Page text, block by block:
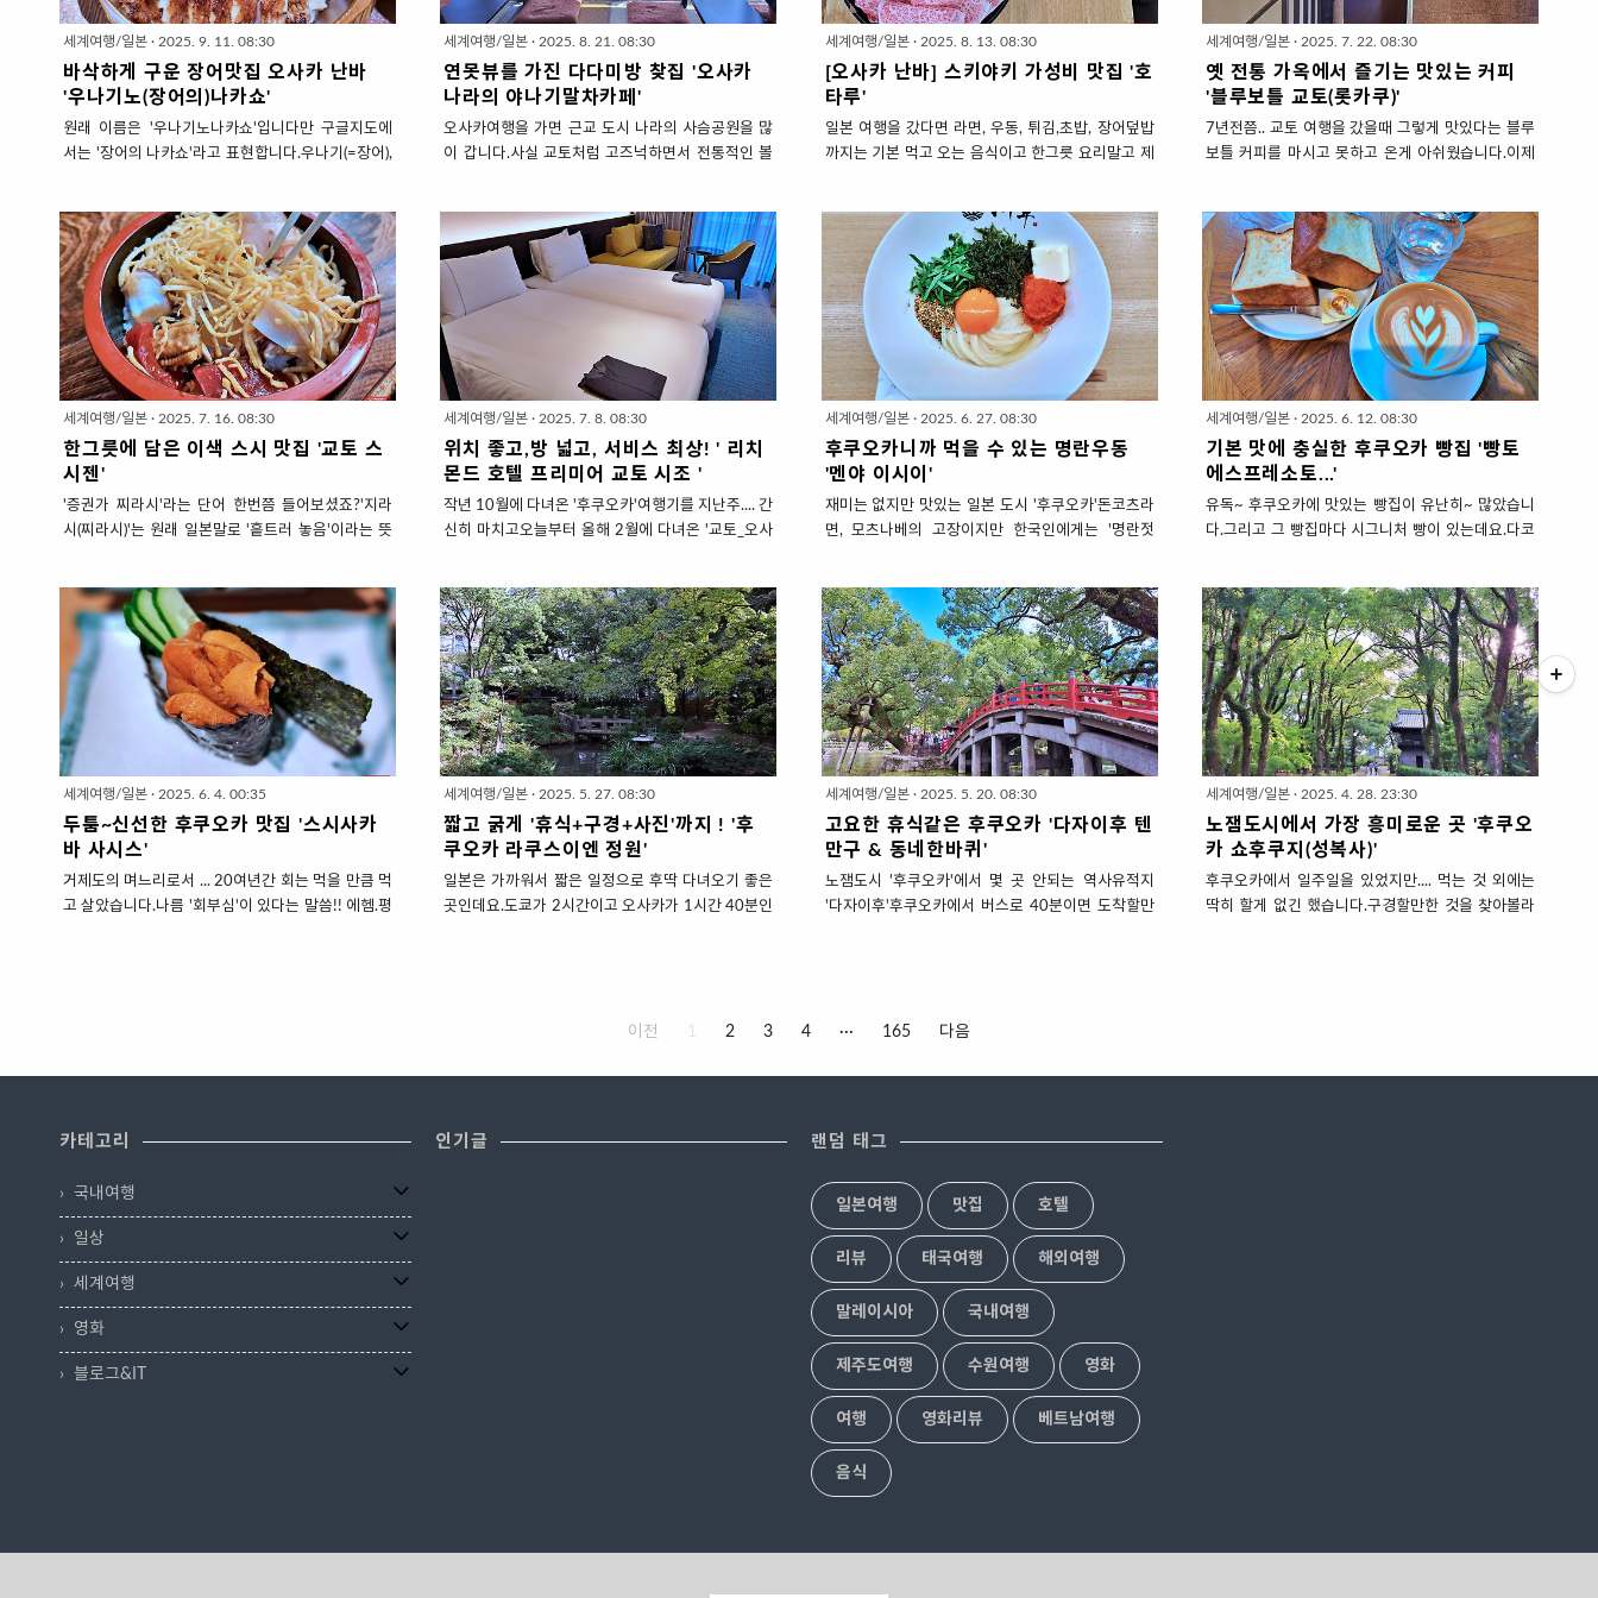
세계여행/일본 · 2025. 9. 11. 08:30
바삭하게 구운 장어맛집 오사카 난바
'우나기노(장어의)나카쇼'
원래 이름은 '우나기노나카쇼'입니다만 구글지도에
서는 '장어의 나카쇼'라고 표현합니다.우나기(=장어),
밥'인데요.제가 사는 시골에서 장어덮밥을 먹기 어렵
기도 하고 질리지 않고 끝까지 먹을 수 있는 일본음식
이기 때문입니다.'질린다....'라고 해서 제가 입이 짧은
사람은 아니고밑반찬이라고는 단무지 하나도 안주는
일본 식당에서 오로지 요리 한그릇만 먹다보면 나중
엔 좀 질리더라고요.그런데 '장어 덮밥' 메뉴 중에 국
물(다시)에 말아먹는 '히츠마부시'가 있습니다.밑반찬
도 좀 나오고 장어 덮밥을 먹다가 국물에 말아먹기도
하니 질리지가 않아요.물론.... 장어덮밥 한그릇만 딸
랑~ 줘도 그릇까지 핥아먹고 올 수 있습..
세계여행/일본 · 2025. 8. 21. 08:30
연못뷰를 가진 다다미방 찾집 '오사카
나라의 야나기말차카페'
오사카여행을 가면 근교 도시 나라의 사슴공원을 많
이 갑니다.사실 교토처럼 고즈넉하면서 전통적인 볼
인사동+한옥마을과 같은 사루사와 연못 주변 마을...
이 모든 관광지가 서로 다닥다닥 붙어 있어서 교토처
럼 이동의 부담없이.. 당일치기로 매력을 다 볼 수 있
어요.대신 대략 3Km를 걷고 또 걸어야하는 대가가
필요합니다.그.. 대가 끝에 갬성 가득 담은 휴식을 주
는 카페한 곳을 추천합니다.나라여행의 시작점인 '긴
테츠나라역'에서 도보 5분이면 닿는 사루사와연못.
연못이 내려다보이닌 언덕에 뜬금없이 있는 소박한
찻집하나.'야나기 말차카페'입니다. 연못뷰를 가진 다
다미방 찾집 '오사카 나라의 야나기말차..
세계여행/일본· 2025. 8. 13. 08:30
[오사카 난바] 스키야키 가성비 맛집 '호
타루'
일본 여행을 갔다면 라면, 우동, 튀김,초밥, 장어덮밥
까지는 기본 먹고 오는 음식이고 한그릇 요리말고 제
는 요리로간장과 설탕으로 진하게 맛을 내서 날 달걀
에 찍어 먹는 요리입니다.양념이 간장과 설탕 베이스
라서 갈비맛과 비슷하여 한국인 입맛에도 잘 맞고마
블링이 어마무시한 일본 소고기가 더해지니 맛없을
수 없는,,,, 맛있는 요리입니다.단점은 비싼 가격 뿐!!
오사카 난바에 가면 '스키야키'집이 참 많은데 저렴하
면 삼만원대부터 시작해서 십만원이 훌쩍 넘는 집도
있고,비싼데 무제한이라 가성비가 좋다는 집도 있습
니다.근데 무제한이라고 해서 허리띠 좀 풀어놓고 먹
을라치면 늦게 갖다준다더라~ 2번째부터는 고..
세계여행/일본· 2025. 7. 22. 08:30
옛 전통 가옥에서 즐기는 맛있는 커피
'블루보틀 교토(롯카쿠)'
7년전쯤.. 교토 여행을 갔을때 그렇게 맛있다는 블루
보틀 커피를 마시고 못하고 온게 아쉬웠습니다.이제
었습니다.올해 다시 교토에 갔을때에는 원래 계획에
없었는데 호텔 근처에 색다른 매장이 있길래 가봤습
니다.시골아줌마라서 서울의 블루보틀을 갈 일도 없
으니 여기서라도 마셔보자....어차피 1일 1라떼를 해
고야 마는 아줌마 이기도하니....운치있는 옛 가옥을
개조해서 교토의 감성이 한스푼 진하게 담긴 매장인
데요.바쁜 여행 일정 속에서 잠깐이지만 차분하게 쉬
고 와서 이웃님들에게도 추천합니다. 옛 전통 가옥에
서 즐기는 맛있는 커피 '블루보틀 교토(롯카쿠)' 예전
에 블루보틀은 난젠지 근처에 한곳에만 ..
세계여행/일본 · 2025. 7. 16. 08:30
한그릇에 담은 이색 스시 맛집 '교토 스
시젠'
'증권가 찌라시'라는 단어 한번쯤 들어보셨죠?'지라
시(찌라시)'는 원래 일본말로 '흩트러 놓음'이라는 뜻
알고 있는 그 스시 .. 말고 '지라시스시'라는 것이 있습
니다.밥을 깔고 그 위에 회를 '뿌리듯~ 흩트러 놓은'
음식을 뜻하는데요.교토에 이 지라시 스시로 미슐랭
에서 인정받은 맛집이 있습니다.빕구르망으로 수상
한 곳이라 가격도 저렴해서 더더욱 좋았던 맛집입니
다.스시라서 익숙하면서도 숟가락으로 떠먹는 색다
른 맛이 함께 있는 곳.아주 맛있으니 꼭 한번 경험해
보세요. 한그릇에 담은 이색 스시 맛집 '교토 스시젠'
교토에 도착하자마자 첫끼로 선택한 곳은 지라시스
시로 유명한 '스시젠'이었습니..
세계여행/일본 · 2025. 7. 8. 08:30
위치 좋고,방 넓고, 서비스 최상! ' 리치
몬드 호텔 프리미어 교토 시조 '
작년 10월에 다녀온 '후쿠오카'여행기를 지난주.... 간
신히 마치고오늘부터 올해 2월에 다녀온 '교토_오사
까탈~인이 2명이 있어서 호텔을 신중하게 골랐습니
다.일본 호텔은 없던 폐소공포증이 생길정도로... 방
크기가 좁디~좁디~좁디~좁기로 악명이 높습니다.물
론 돈을 많이 지불하면 넓은 방을 고를 수 있습니다.
그런데 교토는 호텔 가성비가 너무 좋아요. 주룩주룩
가성비가 촉촉하게 내립니다.오사카나 도쿄대비 같
은 가격인데 교토의 호텔방이 훨씬 큽니다.택시 기사
님 말씀드로은 교토는 호텔이 포화상태라고 하더니..
경쟁이 너무 세서 그런지 몰라도교토의 호텔은 방이
크고 쾌적하며.. 플러스 알파의 서비스를 갖추..
세계여행/일본· 2025. 6. 27. 08:30
후쿠오카니까 먹을 수 있는 명란우동
'멘야 이시이'
재미는 없지만 맛있는 일본 도시 '후쿠오카'돈코츠라
면, 모츠나베의 고장이지만 한국인에게는 '명란젓
는 익숙한 음식이기 때문이죠.밑반찬부터 국,찌개,
빵, 덮밥, 우동, 파스타.. 한국인 밥상에 아주 다양한
모습으로 올라서 우동이랑 콜라보한 음식도 맛있게
잘 드실 것 같아 소개합니다.후쿠오카의 질 좋은 명란
젓을 올린 '비빔우동'이 유명한 '멘야이시이'인데요.
모습도 맛도 고급져서 꼭 한번 드셔보시라고 전하오
~~~~ 후쿠오카니까 먹을 수 있는 우동 '멘야 이시이'
하카타역에서 도보 5분. 호텔들 빌딩 사이에 건물 1
층에 '멘야이시이'가 있습니다.줄 좀 안서보겠다고 일
찍 갔더니... '일찍부터 줄..
세계여행/일본· 2025. 6. 12. 08:30
기본 맛에 충실한 후쿠오카 빵집 '빵토
에스프레소토...'
유독~ 후쿠오카에 맛있는 빵집이 유난히~ 많았습니
다.그리고 그 빵집마다 시그니처 빵이 있는데요.다코
진 하드~~한 빵풀풀하카타는 자그마치 '명란바게트
의 원조'불랑주 후쿠오카는 버터를 때려 넣은 바삭한
크로와상~이름만 들어도 군침이 도는데 직접 가서보
시면 화려한 비쥬얼에 눈 돌아갑니다.이 쟁쟁한 경쟁
속에서 평범한 비쥬얼로 줄을 서게 하는 빵집이 있었
으니~~~ '빵토 에스프레소토 Bread, Espresso & '입
니다.일본 전국에 10여개쯤 있는 빵집입니다만 공장
맛이 아니라 개인 빵집처럼 맛있어요.이집의 대표빵
은 '식빵'으로 벽돌같이 아무런 미적 매력은 없습니다
만. 상.당.히 맛있습니다.가게 이름 '빵토 에스프..
세계여행/일본 · 2025. 6. 4. 00:35
두툼~신선한 후쿠오카 맛집 '스시사카
바 사시스'
거제도의 며느리로서 ... 20여년간 회는 먹을 만큼 먹
고 살았습니다.나름 '회부심'이 있다는 말씀!! 에헴.평
3개의 매장이 있는데 저는 하카타역에 있는 '킷테하
으니 다자이후나 유후인을 다녀오는 코스에 넣으면
세계여행/일본 · 2025. 5. 27. 08:30
짧고 굵게 '휴식+구경+사진'까지 ! '후
쿠오카 라쿠스이엔 정원'
일본은 가까워서 짧은 일정으로 후딱 다녀오기 좋은
곳인데요.도쿄가 2시간이고 오사카가 1시간 40분인
않습니다.게다가 구경할게 딱히 없기 때문에 일정이
이엔 정원'을 소개하겠습니다.하카타 시내 중심에 있
세계여행/일본· 2025. 5. 20. 08:30
고요한 휴식같은 후쿠오카 '다자이후 텐
만구 & 동네한바퀴'
노잼도시 '후쿠오카'에서 몇 곳 안되는 역사유적지
'다자이후'후쿠오카에서 버스로 40분이면 도착할만
그런 곳에서 '고요한 휴식'을 기대하기란 조금은 힘들
길 수 있는 곳이 있습니다.다자이후 자체가 크지 않은
고요한 휴식같은 후쿠오카 여행지 '다자이후 텐만구
& 동네 한바퀴' '다자이후 텐만..
세계여행/일본· 2025. 4. 28. 23:30
노잼도시에서 가장 흥미로운 곳 '후쿠오
카 쇼후쿠지(성복사)'
후쿠오카에서 일주일을 있었지만.... 먹는 것 외에는
딱히 할게 없긴 했습니다.구경할만한 것을 찾아볼라
이전 1 2 3 4 ··· 165 다음
카테고리
국내여행
일상
세계여행
영화
블로그&IT
인기글 랜덤 태그
일본여행 맛집 호텔
리뷰 태국여행 해외여행
말레이시아 국내여행
제주도여행 수원여행 영화
여행 영화리뷰 베트남여행
음식